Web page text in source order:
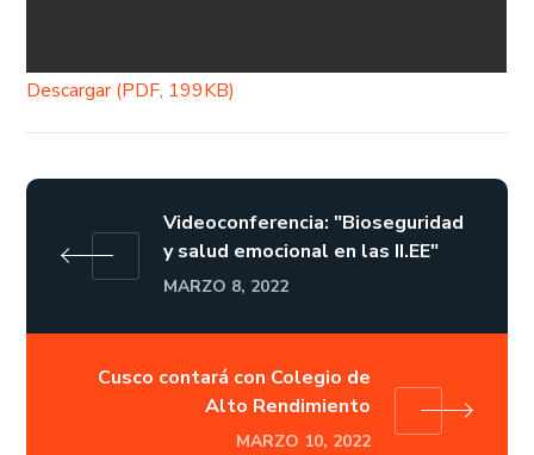
Descargar (PDF, 199KB)
Videoconferencia: "Bioseguridad
y salud emocional en las II.EE"
MARZO 8, 2022
Cusco contará con Colegio de
Alto Rendimiento
MARZO 10, 2022